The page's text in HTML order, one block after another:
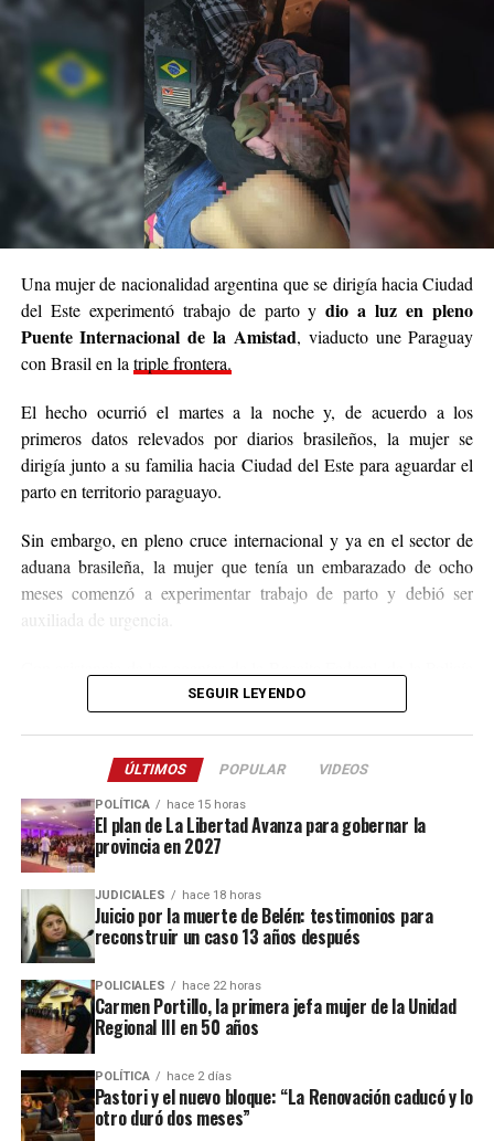
Según la Policía Civil brasileña, Von Groll tenía vínculos con el
narcotráfico.
FOTOS: Jornal da Fronteira.
Una mujer de nacionalidad argentina que se dirigía hacia Ciudad
del Este experimentó trabajo de parto ydio a luz en pleno
Puente Internacional de la Amistad, viaducto une Paraguay
con Brasil en la triple frontera.
El hecho ocurrió el martes a la noche y, de acuerdo a los
primeros datos relevados por diarios brasileños, la mujer se
dirigía junto a su familia hacia Ciudad del Este para aguardar el
parto en territorio paraguayo.
Sin embargo, en pleno cruce internacional y ya en el sector de
aduana brasileña, la mujer que tenía un embarazado de ocho
meses comenzó a experimentar trabajo de parto y debió ser
auxiliada de urgencia.
Federal Rodoviaria y del personal médico, la mujer dio a luz y
fue estabilizada en el lugar, al tiempo que minutos después
para continuar con los cuidados correspondientes.
SEGUIR LEYENDO
ÚLTIMOS POPULAR VIDEOS
POLÍTICA hace 15 horas
El plan de La Libertad Avanza para gobernar la
provincia en 2027
JUDICIALES hace 18 horas
Juicio por la muerte de Belén: testimonios para
reconstruir un caso 13 años después
POLICIALES hace 22 horas
Carmen Portillo, la primera jefa mujer de la Unidad
Regional III en 50 años
POLÍTICA hace 2 días
Pastori y el nuevo bloque: “La Renovación caducó y lo
otro duró dos meses”